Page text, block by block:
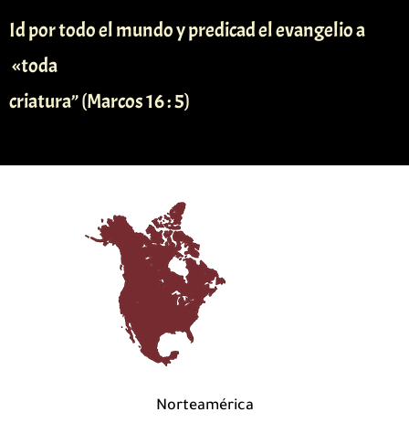
Id por todo el mundo y predicad el evangelio a
toda»
(criatura” (Marcos 16 : 5
Norteamérica